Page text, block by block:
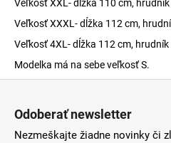
Veľkosť XXL- dĺžka 110 cm,
Veľkosť XXXL- dĺžka 112 cm,
Veľkosť 4XL- dĺžka 112 cm,
Modelka má na sebe veľkosť S.
Odoberať newsletter
Nezmeškajte žiadne novinky či